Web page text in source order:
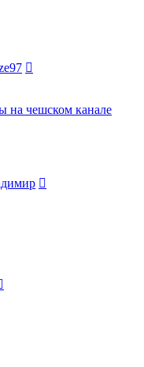
на чешском канале